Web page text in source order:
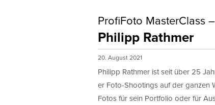
ProfiFoto MasterClass
Philipp Rathmer
20. August 2021
Philipp Rathmer ist seit über 25
er Foto-Shootings auf der ganzen
Fotos für sein Portfolio oder für